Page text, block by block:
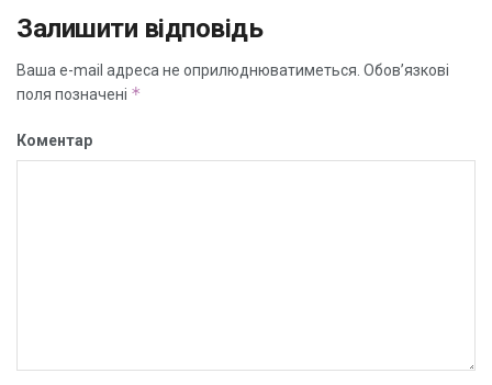
Залишити відповідь
Ваша e-mail адреса не оприлюднюватиметься. Обов’язкові
поля позначені *
Коментар